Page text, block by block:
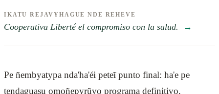
IKATU REJAVYHAGUE NDE REHEVE
Cooperativa Liberté el compromiso con la salud. →
Pe ñembyatypa nda'ha'éi peteĩ punto final: ha'e pe
tendaguasu omoñepyrũvo programa definitivo.